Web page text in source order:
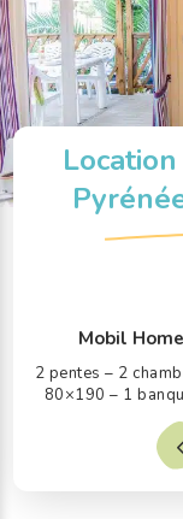
Mobil
2 pentes – 2
80×190 – 1